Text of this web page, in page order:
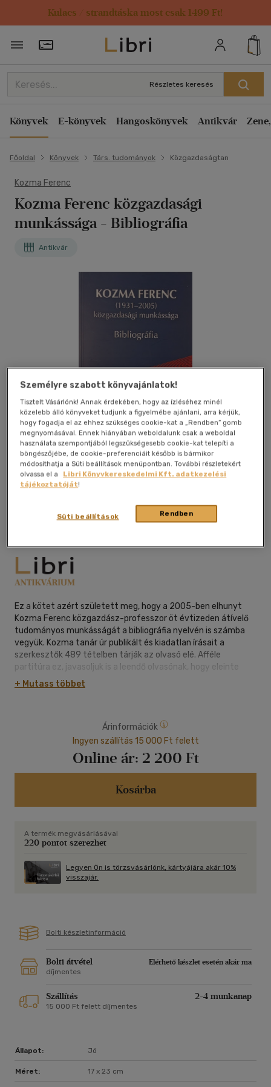
Kulacs / strandtáska most csak 1499 Ft!
Törzsvásárlói Kártya adatai
Részletes keresés
Könyvek E-könyvek Hangoskönyvek Antikvár
Főoldal Könyvek Társ. tudományok Közgazdaságtan
Kozma Ferenc
Kozma Ferenc közgazdasági
munkássága - Bibliográfia
Antikvár
Kívánságlistához adom Megosztom
Budapesti Corvinus Egyetem 2008|magyar nyelvű
Ez a kötet azért született meg, hogy a 2005-ben elhunyt
Kozma Ferenc közgazdász-professzor öt évtizeden átívelő
tudományos munkásságát a bibliográfia nyelvén is számba
vegyük. Kozma tanár úr publikált és kiadatlan írásait a
szerkesztők 489 tételben tárják az olvasó elé. Afféle
partitúra ez, javasoljuk is a leendő olvasónak, hogy eleinte
csupán a címek olvasgatásával, ízlelgetésével próbáljon
ráérezni a témák fejlődésére, variációjára, visszatérésére, az
Kozma Ferenc gondolkodásának középpontjában mindvégig
egy természeti és társadalmi szempontból egyaránt
fenntartható világ állt, amely élhető és emberséges közeget
nyújt minden lakójának. Élete végén úgy tekintett saját
munkásságára, mint palackpostára a jövő nemzedékek
számára. Műveinek jelen bibliográfiája is e palackposta része: a
egyaránt szenvedélyesen szerető, kivételes szellemi
kapacitással és emberi tisztességgel megáldott tudósnak az
életművét, s örömmel fogadják és forgatják e kalauzul
szolgáló kézikönyvet a megismerésre és hasznosításra váró
kincsek közötti barangoláshoz.
+ Mutass többet
Árinformációk
Ingyen szállítás 15 000 Ft felett
Online ár: 2 200 Ft
Kosárba
A termék megvásárlásával
220 pontot szerezhet
Legyen Ön is törzsvásárlónk, kártyájára akár 10%
visszajár.
Bolti készletinformáció
Bolti átvétel
Elérhető készlet esetén akár ma
díjmentes
Szállítás 2-4 munkanap
15 000 Ft felett díjmentes
Állapot: Jó
Méret: 17 x 23 cm
Személyre szabott könyvajánlatok!
Tisztelt Vásárlónk! Annak érdekében, hogy az ízléséhez minél
közelebb álló könyveket tudjunk a figyelmébe ajánlani, arra kérjük,
hogy fogadja el az ehhez szükséges cookie-kat a „Rendben” gomb
megnyomásával. Ennek hiányában weboldalunk csak a weboldal
használata szempontjából legszükségesebb cookie-kat telepíti a
böngészőjébe, de cookie-preferenciáit később is bármikor
módosíthatja a Süti beállítások menüpontban. További részletekért
olvassa el a
Libri Könyvkereskedelmi Kft. adatkezelési
tájékoztatóját!
Rendben
Süti beállítások